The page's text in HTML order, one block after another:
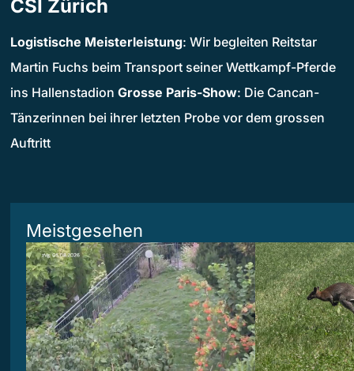
CSI Zürich
Logistische Meisterleistung: Wir begleiten Reitstar
Martin Fuchs beim Transport seiner Wettkampf-Pferde
ins Hallenstadion Grosse Paris-Show: Die Cancan-
Tänzerinnen bei ihrer letzten Probe vor dem grossen
Auftritt
Meistgesehen